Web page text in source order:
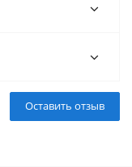
Оставить отзыв